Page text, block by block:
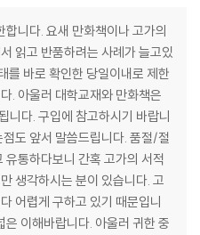
니다. 요새 만화책이나 고가의
읽고 반품하려는 사례가 늘고있
를 바로 확인한 당일이내로 제한
. 아울러 대학교재와 만화책은
니다. 구입에 참고하시기 바랍니
도 앞서 말씀드립니다. 품절/절
통하다보니 간혹 고가의 서적
생각하시는 분이 있습니다. 고
어렵게 구하고 있기 때문입니
이해바랍니다. 아울러 귀한 중